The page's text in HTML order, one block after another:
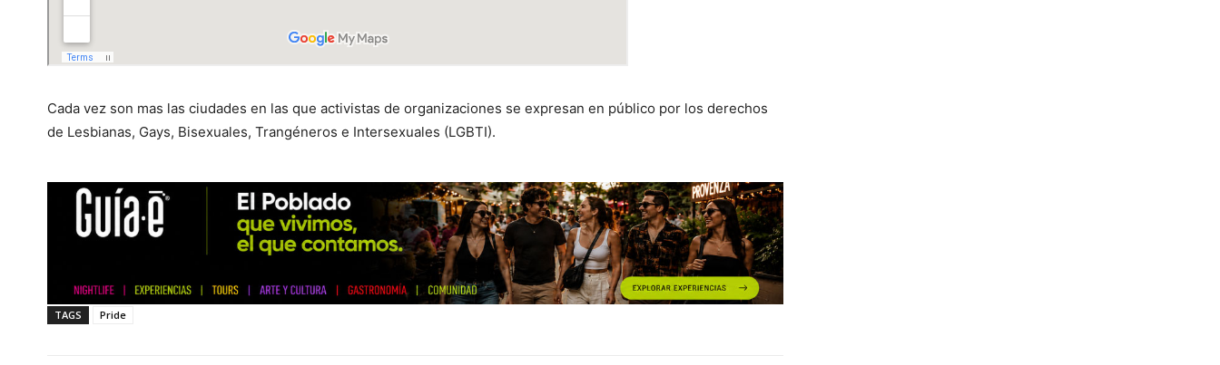
Cada vez son mas las ciudades en las que activistas de organizaciones se expresan en público por los derechos
de Lesbianas, Gays, Bisexuales, Trangéneros e Intersexuales (LGBTI).
TAGS Pride